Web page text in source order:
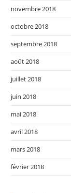
novembre 2018
octobre 2018
septembre 2018
août 2018
juillet 2018
juin 2018
mai 2018
avril 2018
mars 2018
février 2018